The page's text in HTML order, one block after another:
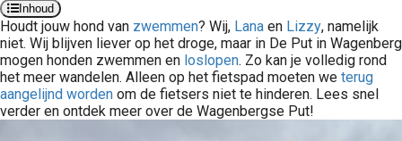
Inhoud
Houdt jouw hond van zwemmen? Wij, Lana en Lizzy, namelijk
niet. Wij blijven liever op het droge, maar in De Put in Wagenberg
mogen honden zwemmen en loslopen. Zo kan je volledig rond
het meer wandelen. Alleen op het fietspad moeten we terug
aangelijnd worden om de fietsers niet te hinderen. Lees snel
verder en ontdek meer over de Wagenbergse Put!